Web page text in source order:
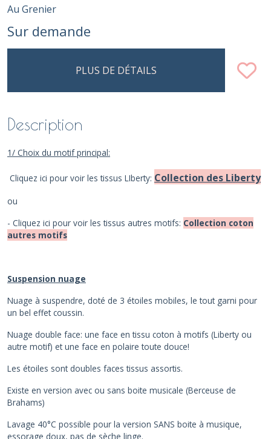
Au Grenier
Sur demande
PLUS DE DÉTAILS
Description
1/ Choix du motif principal:
Cliquez ici pour voir les tissus LIberty: Collection des Liberty
ou
- Cliquez ici pour voir les tissus autres motifs: Collection coton
autres motifs
Suspension nuage
Nuage à suspendre, doté de 3 étoiles mobiles, le tout garni pour
un bel effet coussin.
Nuage double face: une face en tissu coton à motifs (Liberty ou
autre motif) et une face en polaire toute douce!
Les étoiles sont doubles faces tissus assortis.
Existe en version avec ou sans boite musicale (Berceuse de
Brahams)
Lavage 40°C possible pour la version SANS boite à musique,
essorage doux, pas de sèche linge.